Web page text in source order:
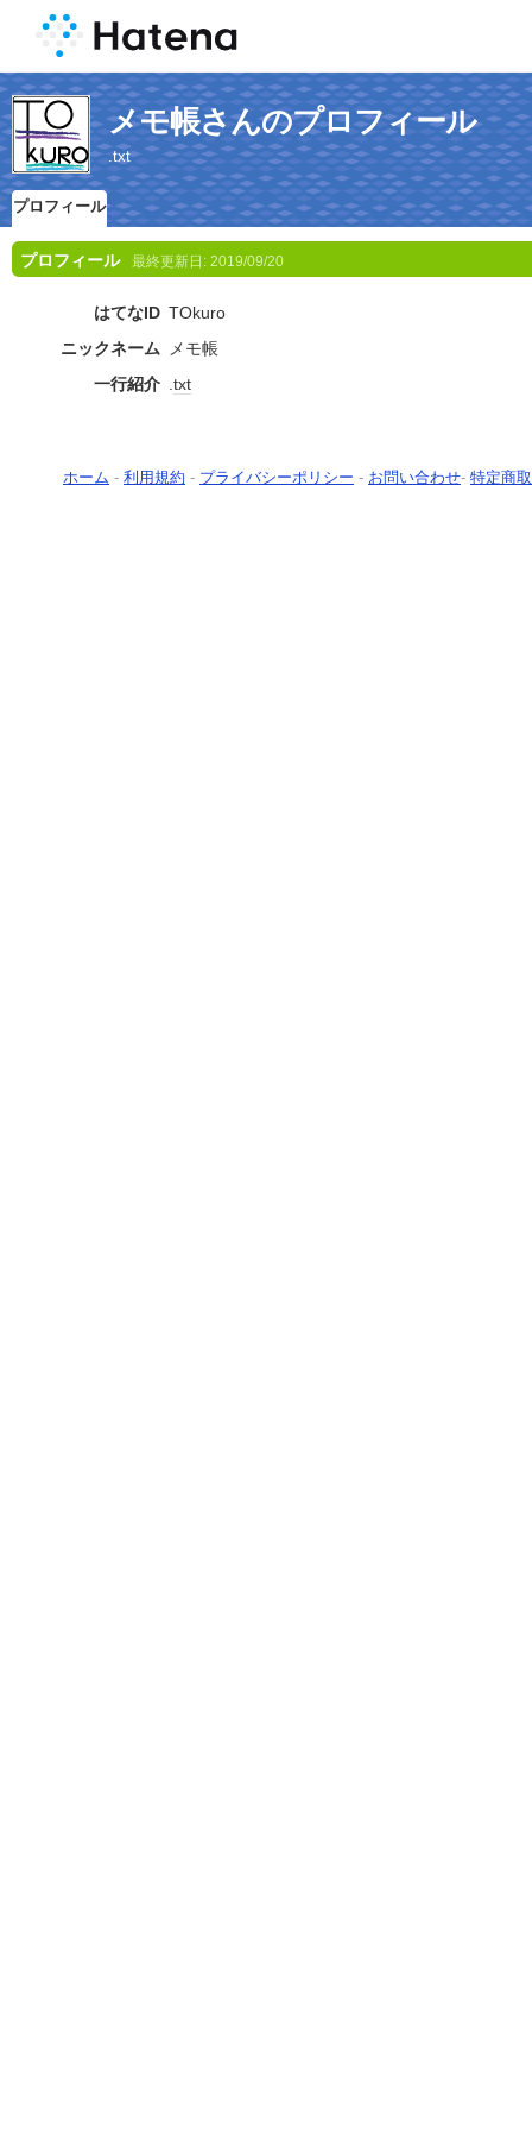
メモ帳さんのプロフィール
.txt
プロフィール
プロフィール 最終更新日: 2019/09/20
はてなID TOkuro
ニックネーム メモ帳
一行紹介 .txt
ホーム - 利用規約 - プライバシーポリシー - お問い合わせ- 特定商